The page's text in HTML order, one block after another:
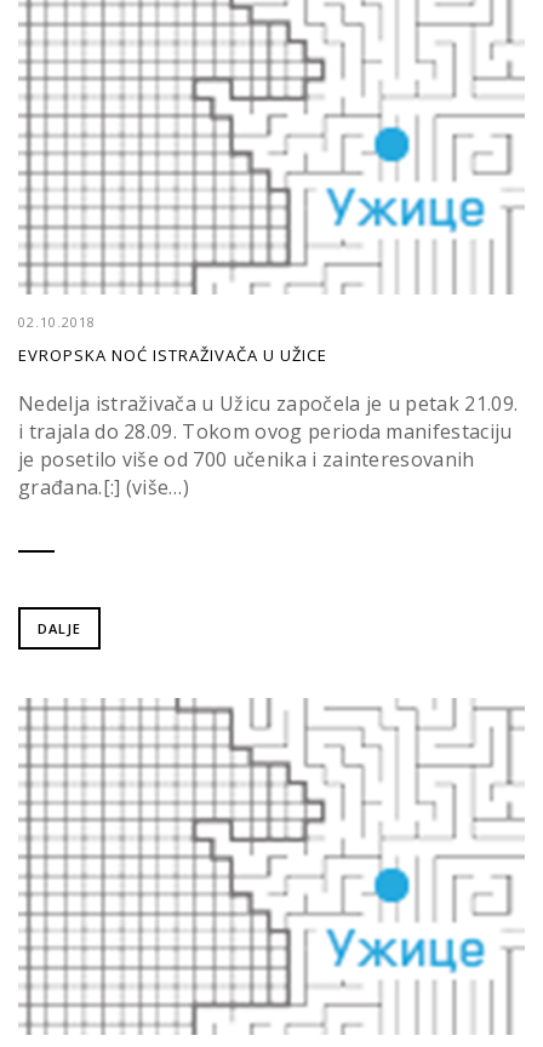
02.10.2018
EVROPSKA NOĆ ISTRAŽIVAČA U UŽICE
Nedelja istraživača u Užicu započela je u petak 21.09.
i trajala do 28.09. Tokom ovog perioda manifestaciju
je posetilo više od 700 učenika i zainteresovanih
građana.[:] (više…)
DALJE